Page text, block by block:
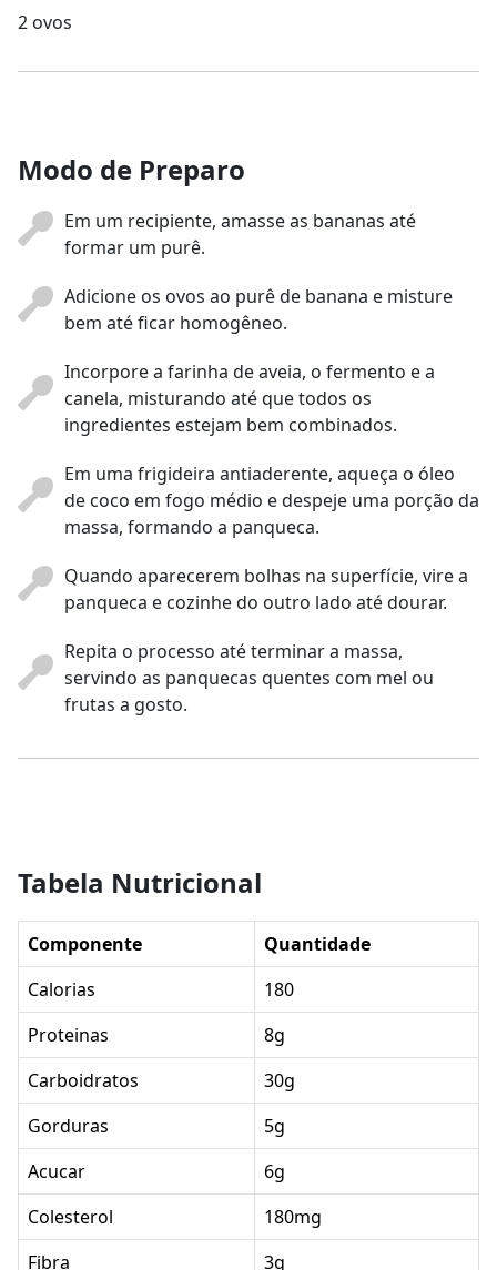
2 ovos
Modo de Preparo
Em um recipiente, amasse as bananas até
formar um purê.
Adicione os ovos ao purê de banana e misture
bem até ficar homogêneo.
Incorpore a farinha de aveia, o fermento e a
canela, misturando até que todos os
ingredientes estejam bem combinados.
Em uma frigideira antiaderente, aqueça o óleo
de coco em fogo médio e despeje uma porção da
massa, formando a panqueca.
Quando aparecerem bolhas na superfície, vire a
panqueca e cozinhe do outro lado até dourar.
Repita o processo até terminar a massa,
servindo as panquecas quentes com mel ou
frutas a gosto.
Tabela Nutricional
Componente
Quantidade
Calorias
180
Proteinas
8g
Carboidratos
30g
Gorduras
5g
Acucar
6g
Colesterol
180mg
Fibra
3g